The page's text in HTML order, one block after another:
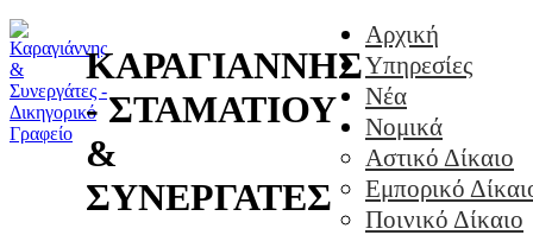
ΚΑΡΑΓΙΑΝΝΗΣ
- ΣΤΑΜΑΤΙΟΥ
&
ΣΥΝΕΡΓΑΤΕΣ
Αρχική
Υπηρεσίες
Νέα
Νομικά
Αστικό Δίκαιο
Εμπορικό
Ποινικό Δίκαιο